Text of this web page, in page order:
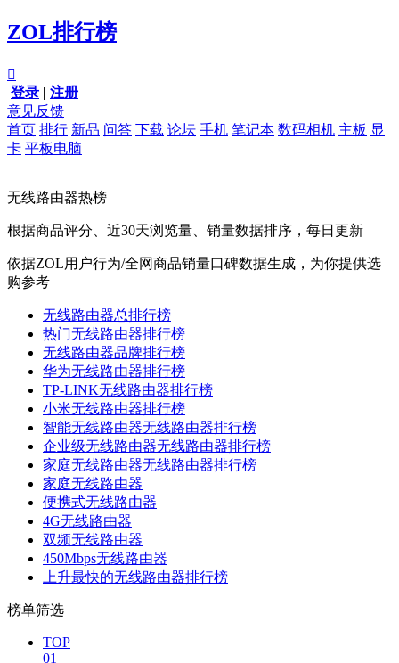
ZOL排行榜

登录 | 注册
意见反馈
首页 排行 新品 问答 下载 论坛 手机 笔记本 数码相机 主板 显
卡 平板电脑
无线路由器热榜
根据商品评分、近30天浏览量、销量数据排序，每日更新
依据ZOL用户行为/全网商品销量口碑数据生成，为你提供选
购参考
无线路由器总排行榜
热门无线路由器排行榜
无线路由器品牌排行榜
华为无线路由器排行榜
TP-LINK无线路由器排行榜
小米无线路由器排行榜
智能无线路由器无线路由器排行榜
企业级无线路由器无线路由器排行榜
家庭无线路由器无线路由器排行榜
家庭无线路由器
便携式无线路由器
4G无线路由器
双频无线路由器
450Mbps无线路由器
上升最快的无线路由器排行榜
榜单筛选
TOP
01